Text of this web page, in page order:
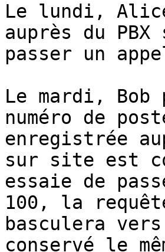
Le lundi,
auprès du
passer un
Le mardi, Bob
numéro de
enregistrée
sur site est
essaie de
100, la
basculera vers
conservé le